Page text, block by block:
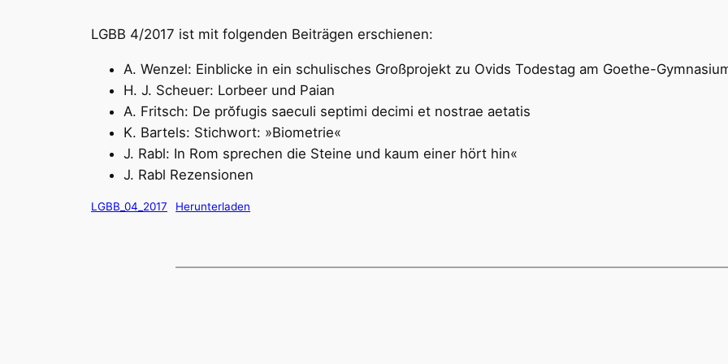
LGBB 4/2017 ist mit folgenden Beiträgen erschienen:
A. Wenzel: Einblicke in ein schulisches Großprojekt zu Ovids Todestag am Goethe-
H. J. Scheuer: Lorbeer und Paian
A. Fritsch: De prŏfugis saeculi septimi decimi et nostrae aetatis
K. Bartels: Stichwort: »Biometrie«
J. Rabl: In Rom sprechen die Steine und kaum einer hört hin«
J. Rabl Rezensionen
LGBB_04_2017 Herunterladen